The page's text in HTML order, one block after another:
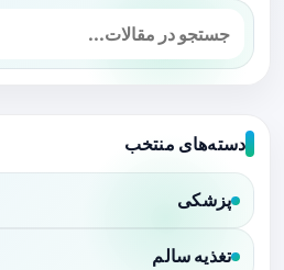
دسته‌های منتخب
پزشکی
تغذیه سالم